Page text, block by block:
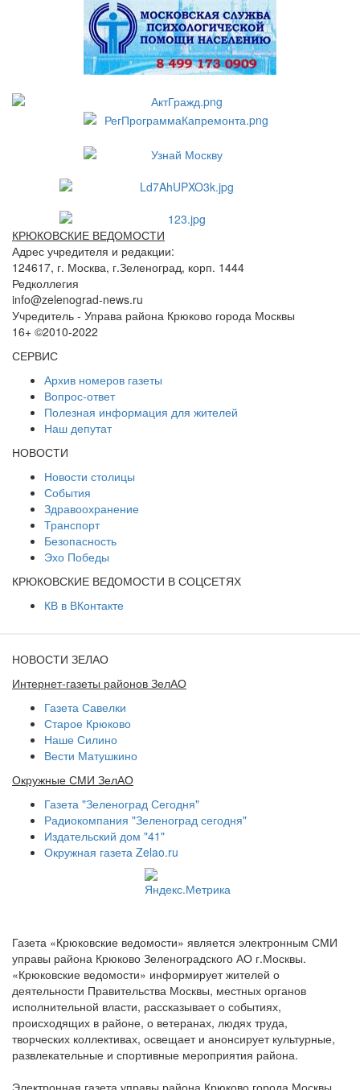
КРЮКОВСКИЕ ВЕДОМОСТИ
Адрес учредителя и редакции:
124617, г. Москва, г.Зеленоград, корп. 1444
Редколлегия
info@zelenograd-news.ru
Учредитель - Управа района Крюково города Москвы
16+ ©2010-2022
СЕРВИС
Архив номеров газеты
Вопрос-ответ
Полезная информация для жителей
Наш депутат
НОВОСТИ
Новости столицы
События
Здравоохранение
Транспорт
Безопасность
Эхо Победы
КРЮКОВСКИЕ ВЕДОМОСТИ В СОЦСЕТЯХ
КВ в ВКонтакте
НОВОСТИ ЗЕЛАО
Интернет-газеты районов ЗелАО
Газета Савелки
Старое Крюково
Наше Силино
Вести Матушкино
Окружные СМИ ЗелАО
Газета "Зеленоград Сегодня"
Радиокомпания "Зеленоград сегодня"
Издательский дом "41"
Окружная газета Zelao.ru
Газета «Крюковские ведомости» является электронным СМИ
управы района Крюково Зеленоградского АО г.Москвы.
«Крюковские ведомости» информирует жителей о
деятельности Правительства Москвы, местных органов
исполнительной власти, рассказывает о событиях,
происходящих в районе, о ветеранах, людях труда,
творческих коллективах, освещает и анонсирует культурные,
развлекательные и спортивные мероприятия района.
Электронная газета управы района Крюково города Москвы